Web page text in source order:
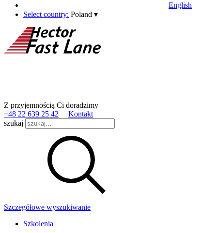
English
Select country: Poland ▾
Z przyjemnością Ci doradzimy
+48 22 639 25 42
Kontakt
szukaj
Szczegółowe wyszukiwanie
Szkolenia